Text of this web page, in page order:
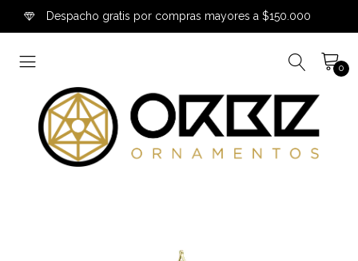
Despacho gratis por compras mayores a $150.000
0